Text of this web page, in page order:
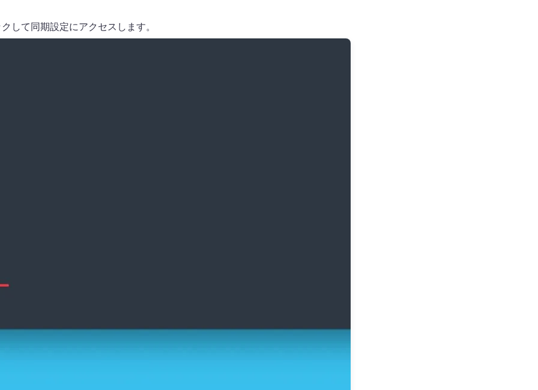
して同期設定にアクセスします。